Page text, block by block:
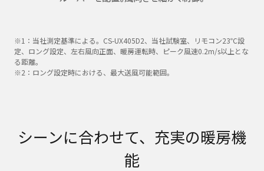
※1：当社測定基準による。CS-UX405D2、当社試験室、リモコン23℃設
定、ロング設定、左右風向正面、暖房運転時、ピーク風速0.2m/s以上とな
る距離。
※2：ロング設定時における、最大送風可能範囲。
シーンに合わせて、充実の暖房機
能